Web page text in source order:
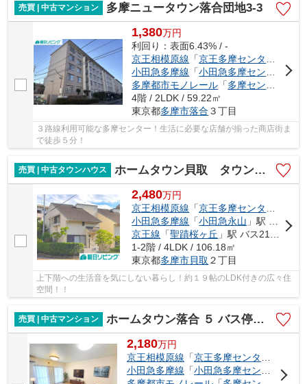
売買 | 中古マンション 多摩ニュータウン落合団地3-3
1,380万円
利回り：表面6.43% / -
京王相模原線 「京王多摩センター
小田急多摩線 「小田急多摩センター
」駅
多摩都市モノレール 「多摩センター
4階 / 2LDK / 59.22㎡
東京都多摩市落合 ３丁目
３路線利用可能な多摩センター！生活に必要な店舗が揃った商店街ま
で徒歩５分！
売買 | 中古タウンハウス ホームタウン貝取 タウンハウスならではの魅力が詰まった物件
2,480万円
京王相模原線 「京王多摩センター
小田急多摩線 「小田急永山 」駅 バス14分 「貝取２丁目」 停歩1分
京王線 「聖蹟桜ヶ丘 」駅 バス21分 「貝取２丁目」 停歩1分
1-2階 / 4LDK / 106.18㎡
東京都多摩市貝取 ２丁目
上下階への生活音を気にしない暮らし！約１９帖のLDK付きの広々住
空間！！
売買 | 中古マンション ホームタウン落合 ５ バス停まで停歩１分！利便性と快適な暮らしが叶う！
2,180万円
京王相模原線 「京王多摩センター
小田急多摩線 「小田急多摩センター
」駅